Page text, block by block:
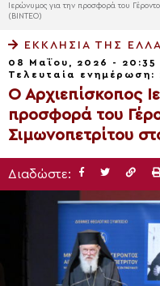
Ιερώνυμος για την προσφορά του
(ΒΙΝΤΕΟ)
ΕΚΚΛΗΣΊΑ ΤΗΣ
08 Μαΐου, 2026 - 20:35
Τελευταία
Ο Αρχιεπίσκοπος
προσφορά του
Σιμωνοπετρίτου
Διαδώστε: